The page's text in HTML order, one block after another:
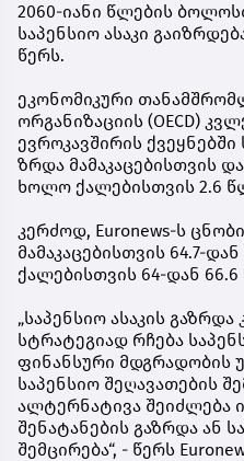
2060-იანი წლების
საპენსიო ასაკი
წერს.
ეკონომიკური
ორგანიზაციის (OECD)
ევროკავშირის
ზრდა მამაკაცებისთვის
ხოლო ქალებისთვის 2.6
კერძოდ, Euronews-ს
მამაკაცებისთვის 64.7-
ქალებისთვის 64-დან
„საპენსიო ასაკის
სტრატეგიად რჩება
ფინანსური მდგრადობის
საპენსიო შეღავათების
ალტერნატივა შეიძლება
შენატანების გაზრდა ან
შემცირება“, - წერს